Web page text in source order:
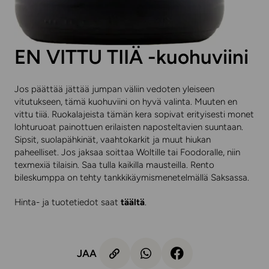
EN VITTU TIIÄ -kuohuviini
Jos päättää jättää jumpan väliin vedoten yleiseen
vitutukseen, tämä kuohuviini on hyvä valinta. Muuten en
vittu tiiä. Ruokalajeista tämän kera sopivat erityisesti monet
lohturuoat painottuen erilaisten naposteltavien suuntaan.
Sipsit, suolapähkinät, vaahtokarkit ja muut hiukan
paheelliset. Jos jaksaa soittaa Woltille tai Foodoralle, niin
texmexiä tilaisin. Saa tulla kaikilla mausteilla. Rento
bileskumppa on tehty tankkikäymismenetelmällä Saksassa.
Hinta- ja tuotetiedot saat täältä.
JAA